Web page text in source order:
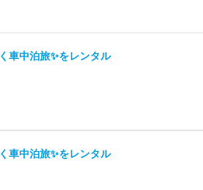
車中泊旅✨をレンタル
車中泊旅✨をレンタル